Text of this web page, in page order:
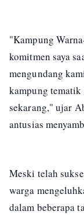
"Kampung
komitmen saya
mengundang
kampung
sekarang," ujar
antusias
Meski telah
warga
dalam beberapa